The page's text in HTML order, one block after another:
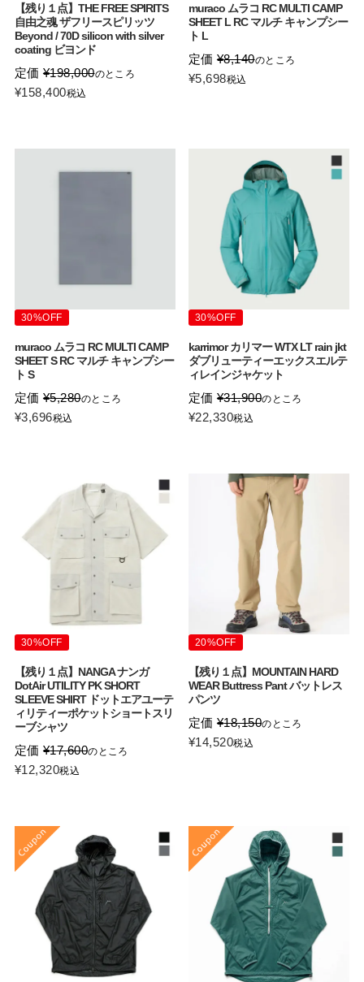
【残り１点】THE FREE SPIRITS
自由之魂 ザフリースピリッツ
Beyond / 70D silicon with silver
coating ビヨンド
定価 ¥198,000のところ
¥158,400税込
muraco ムラコ RC MULTI CAMP
SHEET L RC マルチ キャンプシー
ト L
定価 ¥8,140のところ
¥5,698税込
30%OFF
muraco ムラコ RC MULTI CAMP
SHEET S RC マルチ キャンプシー
ト S
定価 ¥5,280のところ
¥3,696税込
30%OFF
karrimor カリマー WTX LT rain jkt
ダブリューティーエックスエルテ
ィレインジャケット
定価 ¥31,900のところ
¥22,330税込
30%OFF
【残り１点】NANGA ナンガ
DotAir UTILITY PK SHORT
SLEEVE SHIRT ドットエアユーテ
ィリティーポケットショートスリ
ーブシャツ
定価 ¥17,600のところ
¥12,320税込
20%OFF
【残り１点】MOUNTAIN HARD
WEAR Buttress Pant バットレス
パンツ
定価 ¥18,150のところ
¥14,520税込